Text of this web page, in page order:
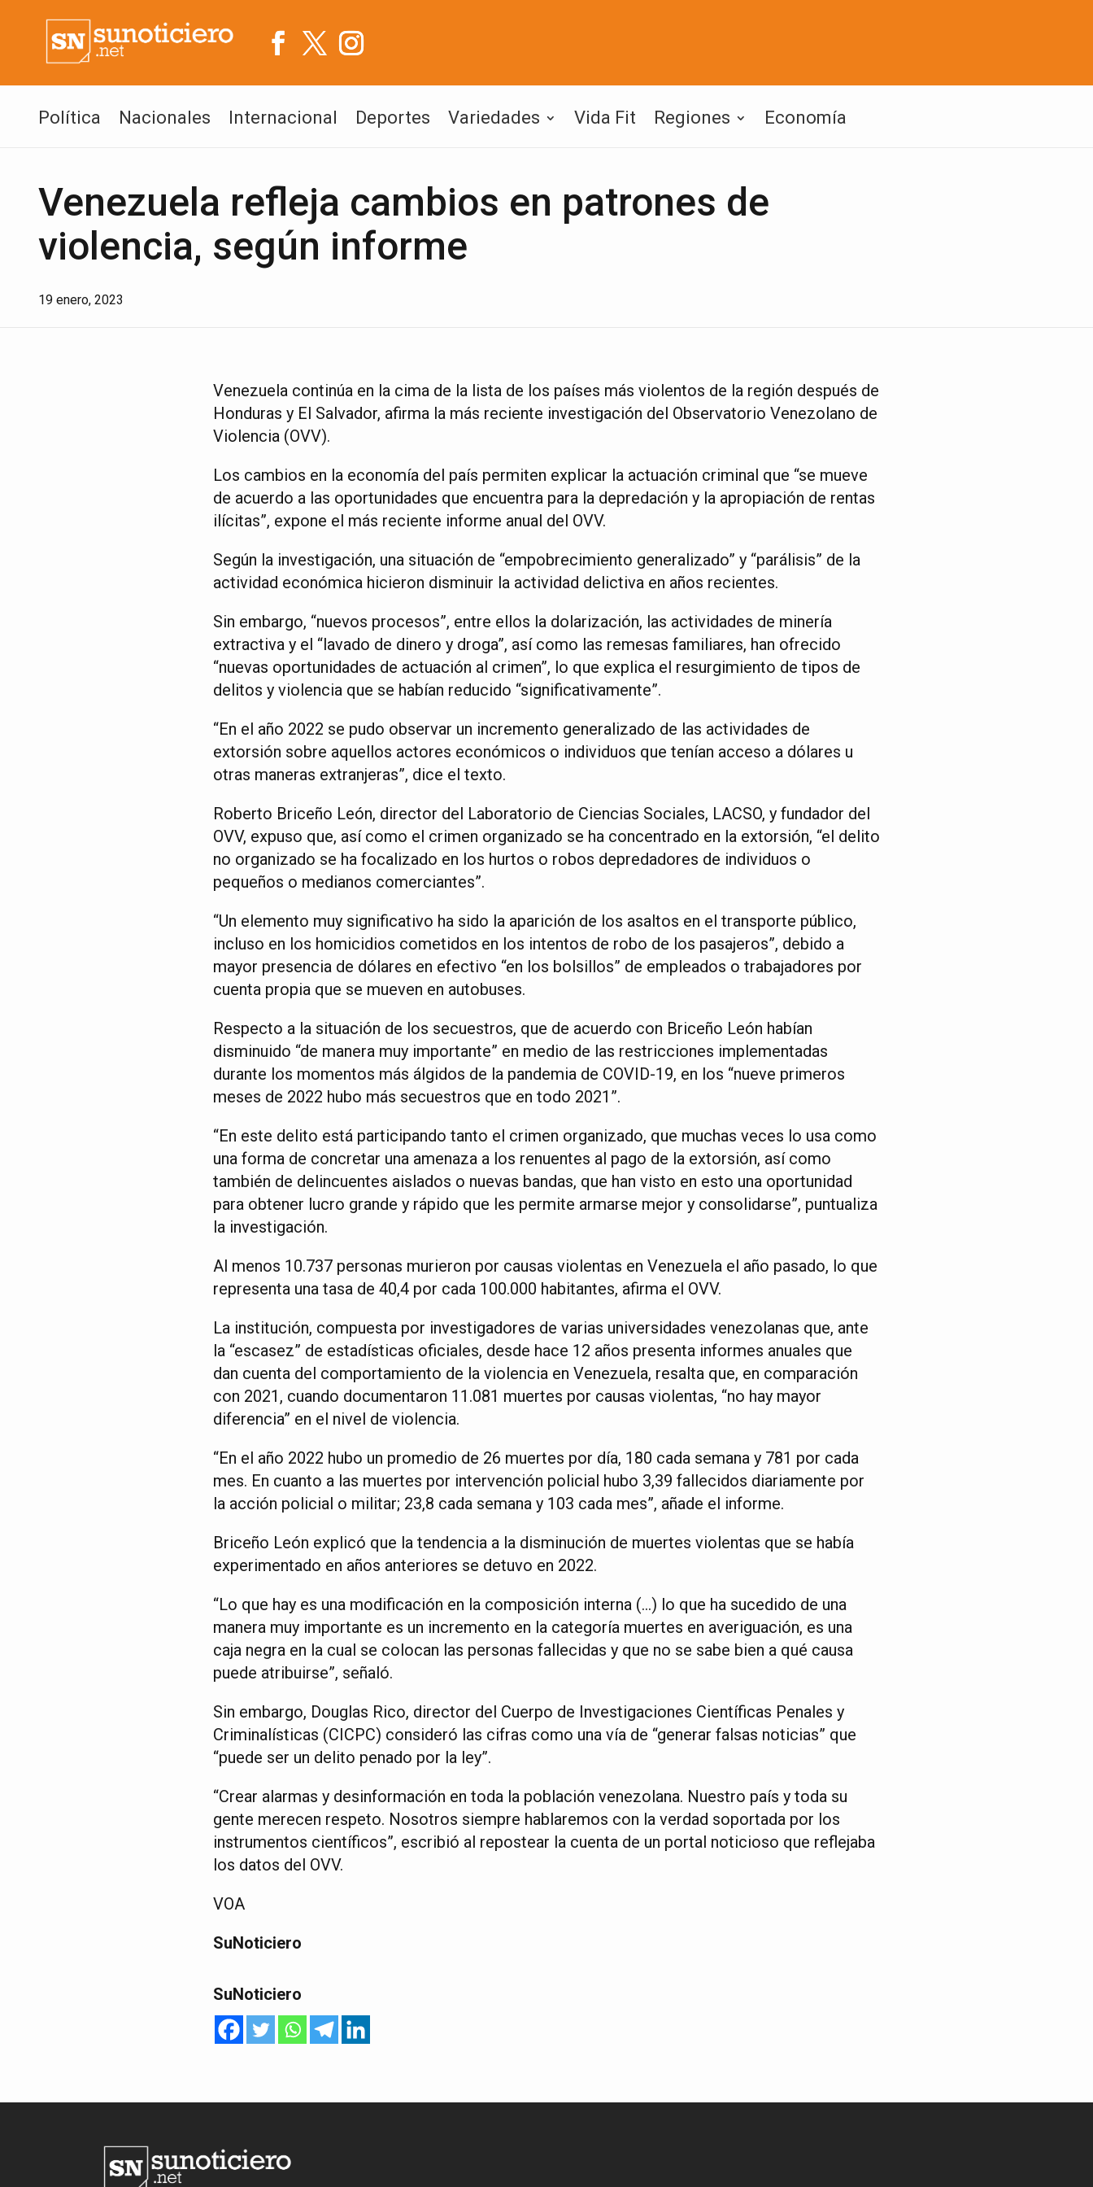
Política Nacionales Internacional Deportes Variedades Vida Fit Regiones Economía
Venezuela refleja cambios en patrones de
violencia, según informe
19 enero, 2023
Venezuela continúa en la cima de la lista de los países más violentos de la región después de
Honduras y El Salvador, afirma la más reciente investigación del Observatorio Venezolano de
Violencia (OVV).
Los cambios en la economía del país permiten explicar la actuación criminal que “se mueve
de acuerdo a las oportunidades que encuentra para la depredación y la apropiación de rentas
ilícitas”, expone el más reciente informe anual del OVV.
Según la investigación, una situación de “empobrecimiento generalizado” y “parálisis” de la
actividad económica hicieron disminuir la actividad delictiva en años recientes.
Sin embargo, “nuevos procesos”, entre ellos la dolarización, las actividades de minería
extractiva y el “lavado de dinero y droga”, así como las remesas familiares, han ofrecido
“nuevas oportunidades de actuación al crimen”, lo que explica el resurgimiento de tipos de
delitos y violencia que se habían reducido “significativamente”.
“En el año 2022 se pudo observar un incremento generalizado de las actividades de
extorsión sobre aquellos actores económicos o individuos que tenían acceso a dólares u
otras maneras extranjeras”, dice el texto.
Roberto Briceño León, director del Laboratorio de Ciencias Sociales, LACSO, y fundador del
OVV, expuso que, así como el crimen organizado se ha concentrado en la extorsión, “el delito
no organizado se ha focalizado en los hurtos o robos depredadores de individuos o
pequeños o medianos comerciantes”.
“Un elemento muy significativo ha sido la aparición de los asaltos en el transporte público,
incluso en los homicidios cometidos en los intentos de robo de los pasajeros”, debido a
mayor presencia de dólares en efectivo “en los bolsillos” de empleados o trabajadores por
cuenta propia que se mueven en autobuses.
Respecto a la situación de los secuestros, que de acuerdo con Briceño León habían
disminuido “de manera muy importante” en medio de las restricciones implementadas
durante los momentos más álgidos de la pandemia de COVID-19, en los “nueve primeros
meses de 2022 hubo más secuestros que en todo 2021”.
“En este delito está participando tanto el crimen organizado, que muchas veces lo usa como
una forma de concretar una amenaza a los renuentes al pago de la extorsión, así como
también de delincuentes aislados o nuevas bandas, que han visto en esto una oportunidad
para obtener lucro grande y rápido que les permite armarse mejor y consolidarse”, puntualiza
la investigación.
Al menos 10.737 personas murieron por causas violentas en Venezuela el año pasado, lo que
representa una tasa de 40,4 por cada 100.000 habitantes, afirma el OVV.
La institución, compuesta por investigadores de varias universidades venezolanas que, ante
la “escasez” de estadísticas oficiales, desde hace 12 años presenta informes anuales que
dan cuenta del comportamiento de la violencia en Venezuela, resalta que, en comparación
con 2021, cuando documentaron 11.081 muertes por causas violentas, “no hay mayor
diferencia” en el nivel de violencia.
“En el año 2022 hubo un promedio de 26 muertes por día, 180 cada semana y 781 por cada
mes. En cuanto a las muertes por intervención policial hubo 3,39 fallecidos diariamente por
la acción policial o militar; 23,8 cada semana y 103 cada mes”, añade el informe.
Briceño León explicó que la tendencia a la disminución de muertes violentas que se había
experimentado en años anteriores se detuvo en 2022.
“Lo que hay es una modificación en la composición interna (…) lo que ha sucedido de una
manera muy importante es un incremento en la categoría muertes en averiguación, es una
caja negra en la cual se colocan las personas fallecidas y que no se sabe bien a qué causa
puede atribuirse”, señaló.
Sin embargo, Douglas Rico, director del Cuerpo de Investigaciones Científicas Penales y
Criminalísticas (CICPC) consideró las cifras como una vía de “generar falsas noticias” que
“puede ser un delito penado por la ley”.
“Crear alarmas y desinformación en toda la población venezolana. Nuestro país y toda su
gente merecen respeto. Nosotros siempre hablaremos con la verdad soportada por los
instrumentos científicos”, escribió al repostear la cuenta de un portal noticioso que reflejaba
los datos del OVV.
VOA
SuNoticiero
SuNoticiero